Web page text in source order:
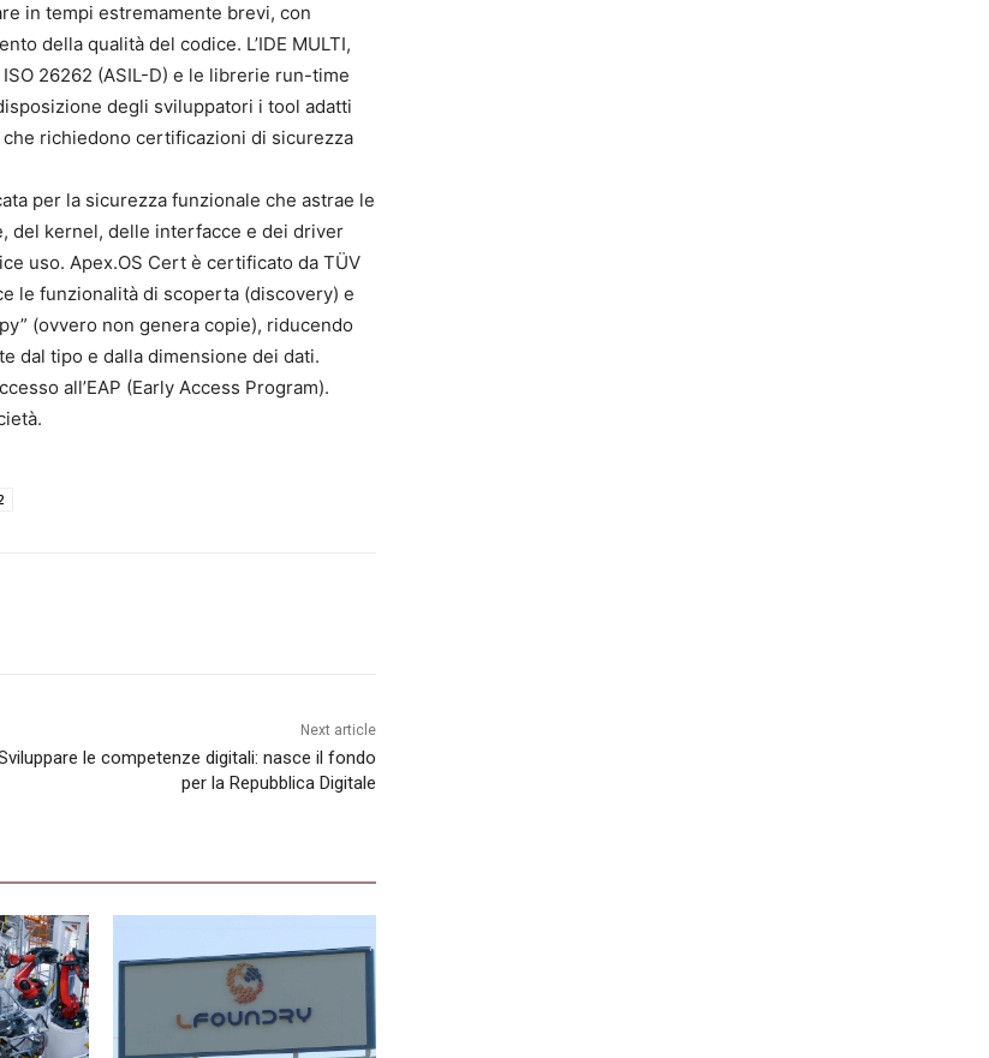
in tempi estremamente brevi, con
della qualità del codice. L’IDE MULTI,
26262 (ASIL-D) e le librerie run-time
degli sviluppatori i tool adatti
richiedono certificazioni di sicurezza
per la sicurezza funzionale che astrae le
del kernel, delle interfacce e dei driver
uso. Apex.OS Cert è certificato da TÜV
le funzionalità di scoperta (discovery) e
(ovvero non genera copie), riducendo
dal tipo e dalla dimensione dei dati.
all’EAP (Early Access Program).
Next article
le competenze digitali: nasce il fondo
per la Repubblica Digitale